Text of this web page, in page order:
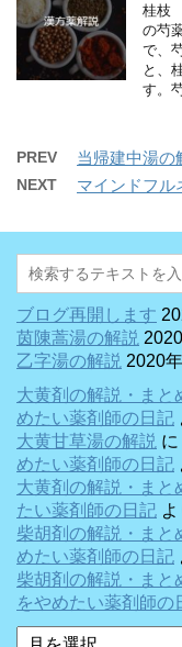
桂枝
の芍
で、
と、
す。
PREV 当帰建中湯の
NEXT マインドフル
ブログ再開します
茵陳蒿湯の解説
乙字湯の解説 2020
大黄剤の解説・まと
めたい薬剤師の日記
大黄甘草湯の解説 に
めたい薬剤師の日記
大黄剤の解説・まと
たい薬剤師の日記 よ
柴胡剤の解説・まと
めたい薬剤師の日記
柴胡剤の解説・まと
をやめたい薬剤師の
ア